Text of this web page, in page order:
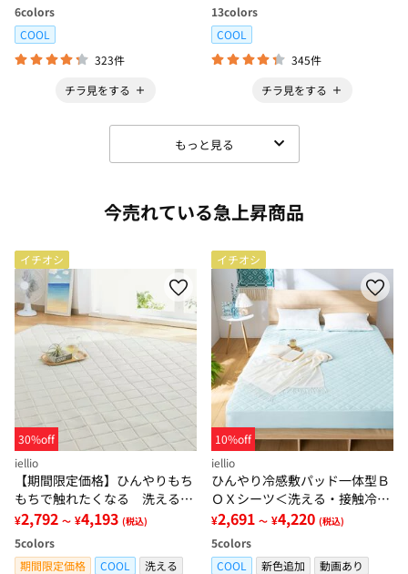
6colors
COOL
323件
チラ見をする
13colors
COOL
345件
チラ見をする
もっと見る
今売れている急上昇商品
イチオシ
30%off
iellio
【期間限定価格】ひんやりもち
もちで触れたくなる 洗えるラ
グ＜低反発・滑りにくい・接触
冷感・防ダニ・カーペット＞
¥2,792 ～ ¥4,193 (税込)
5colors
期間限定価格
COOL
洗える
イチオシ
10%off
iellio
ひんやり冷感敷パッド一体型Ｂ
ＯＸシーツ＜洗える・接触冷
感・抗菌防臭・時短・家事楽・
ボックスシーツ・寝苦しさ対策
＞
¥2,691 ～ ¥4,220 (税込)
5colors
COOL
新色追加
動画あり